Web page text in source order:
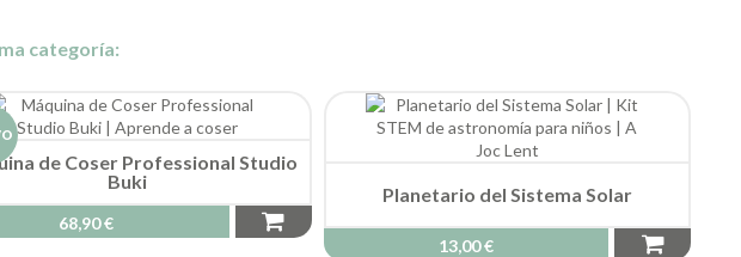
categoría:
de Coser Professional Studio
Buki
68,90 €
Planetario del Sistema Solar
13,00 €